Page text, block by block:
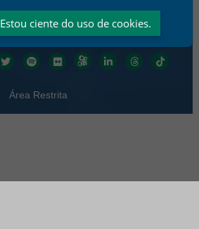
Ouvidoria
Contato
Área Restrita
Estou ciente do uso de cookies.